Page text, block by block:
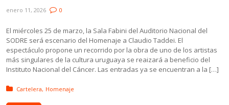
enero 11, 2026 0
El miércoles 25 de marzo, la Sala Fabini del Auditorio Nacional del
SODRE será escenario del Homenaje a Claudio Taddei. El
espectáculo propone un recorrido por la obra de uno de los artistas
más singulares de la cultura uruguaya se reaizará a beneficio del
Instituto Nacional del Cáncer. Las entradas ya se encuentran a la […]
Posted in:
Cartelera Homenaje